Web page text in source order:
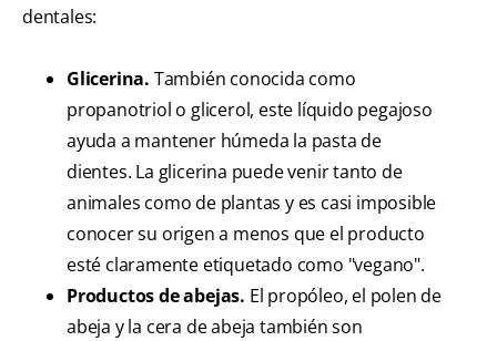
dentales:
Glicerina. También conocida como
propanotriol o glicerol, este líquido pegajoso
ayuda a mantener húmeda la pasta de
dientes. La glicerina puede venir tanto de
animales como de plantas y es casi imposible
conocer su origen a menos que el producto
esté claramente etiquetado como "vegano".
Productos de abejas. El propóleo, el polen de
abeja y la cera de abeja también son